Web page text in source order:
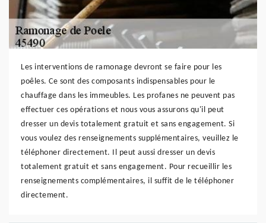
Les interventions de ramonage devront se faire pour les
poêles. Ce sont des composants indispensables pour le
chauffage dans les immeubles. Les profanes ne peuvent pas
effectuer ces opérations et nous vous assurons qu'il peut
dresser un devis totalement gratuit et sans engagement. Si
vous voulez des renseignements supplémentaires, veuillez le
téléphoner directement. Il peut aussi dresser un devis
totalement gratuit et sans engagement. Pour recueillir les
renseignements complémentaires, il suffit de le téléphoner
directement.